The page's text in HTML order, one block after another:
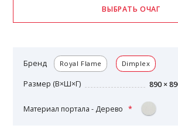
Бренд Royal Flame Dimplex
Размер (В×Ш×Г) 890 ×
Материал портала - Дерево